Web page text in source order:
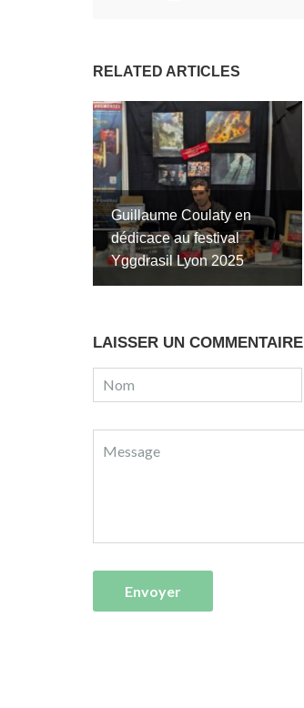
RELATED ARTICLES
Guillaume Coulaty en
dédicace au festival
Yggdrasil Lyon 2025
LAISSER UN COMMENTAIRE